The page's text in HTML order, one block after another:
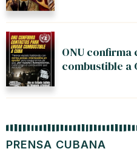
ONU
combustible a
PRENSA CUBANA